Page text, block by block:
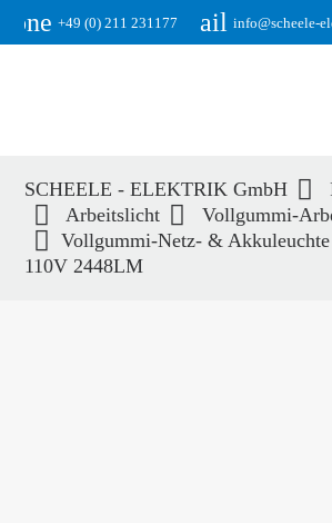
+49 (0) 211 231177email info@scheele-
Suchbegriffe
SCHEELE - ELEKTRIK GmbH
Arbeitslicht
Vollgummi-
Vollgummi-Netz- &
110V 2448LM